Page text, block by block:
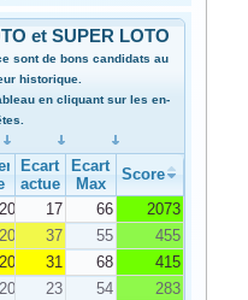
et SUPER LOTO
sont de bons candidats au
historique.
en cliquant sur les en-
Ecart
actuel
Ecart
Max
Score
17 66
2073
37 55
455
31 68
415
23 54
283